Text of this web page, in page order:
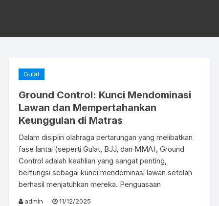
Gulat
Ground Control: Kunci Mendominasi
Lawan dan Mempertahankan
Keunggulan di Matras
Dalam disiplin olahraga pertarungan yang melibatkan
fase lantai (seperti Gulat, BJJ, dan MMA), Ground
Control adalah keahlian yang sangat penting,
berfungsi sebagai kunci mendominasi lawan setelah
berhasil menjatuhkan mereka. Penguasaan
admin 11/12/2025